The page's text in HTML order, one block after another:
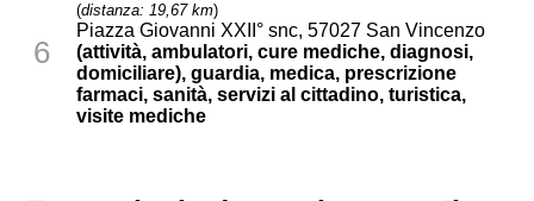
6
(distanza: 19,67 km)
Piazza Giovanni XXII° snc, 57027 San Vincenzo
(attività, ambulatori, cure mediche, diagnosi,
domiciliare), guardia, medica, prescrizione
farmaci, sanità, servizi al cittadino, turistica,
visite mediche